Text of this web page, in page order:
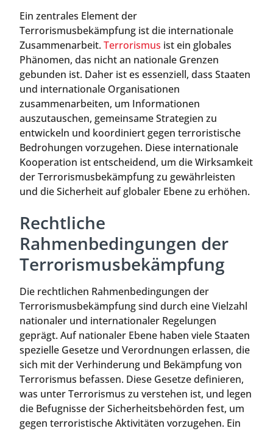
Ein zentrales Element der
Terrorismusbekämpfung ist die internationale
Zusammenarbeit. Terrorismus ist ein globales
Phänomen, das nicht an nationale Grenzen
gebunden ist. Daher ist es essenziell, dass Staaten
und internationale Organisationen
zusammenarbeiten, um Informationen
auszutauschen, gemeinsame Strategien zu
entwickeln und koordiniert gegen terroristische
Bedrohungen vorzugehen. Diese internationale
Kooperation ist entscheidend, um die Wirksamkeit
der Terrorismusbekämpfung zu gewährleisten
und die Sicherheit auf globaler Ebene zu erhöhen.
Rechtliche
Rahmenbedingungen der
Terrorismusbekämpfung
Die rechtlichen Rahmenbedingungen der
Terrorismusbekämpfung sind durch eine Vielzahl
nationaler und internationaler Regelungen
geprägt. Auf nationaler Ebene haben viele Staaten
spezielle Gesetze und Verordnungen erlassen, die
sich mit der Verhinderung und Bekämpfung von
Terrorismus befassen. Diese Gesetze definieren,
was unter Terrorismus zu verstehen ist, und legen
die Befugnisse der Sicherheitsbehörden fest, um
gegen terroristische Aktivitäten vorzugehen. Ein